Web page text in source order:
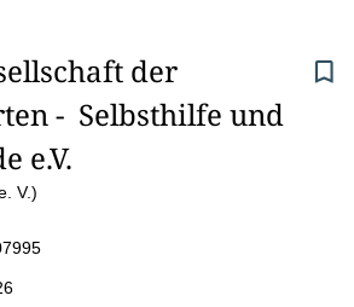
der
-  Selbsthilfe und
e.V.
V.)